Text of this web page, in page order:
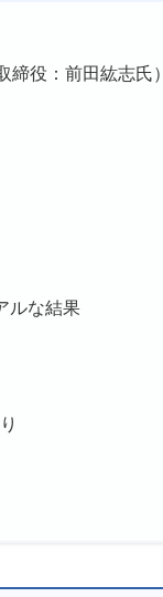
役：前田紘志氏）
ルな結果